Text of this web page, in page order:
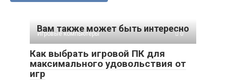
Вам также может быть интересно
Игровые компьютеры 0
Как выбрать игровой ПК для
максимального удовольствия от
игр